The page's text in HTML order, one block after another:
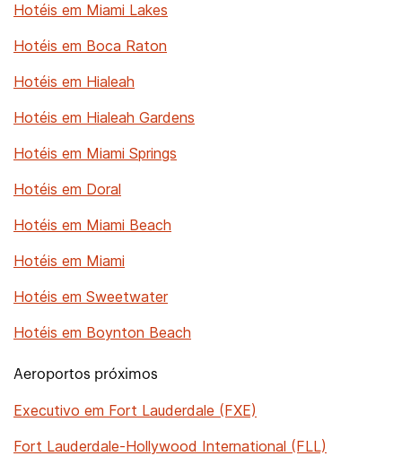
Hotéis em Miami Lakes
Hotéis em Boca Raton
Hotéis em Hialeah
Hotéis em Hialeah Gardens
Hotéis em Miami Springs
Hotéis em Doral
Hotéis em Miami Beach
Hotéis em Miami
Hotéis em Sweetwater
Hotéis em Boynton Beach
Aeroportos próximos
Executivo em Fort Lauderdale (FXE)
Fort Lauderdale-Hollywood International (FLL)